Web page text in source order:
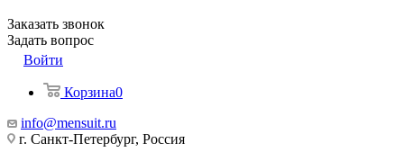
Заказать звонок
Задать вопрос
Войти
Корзина0
info@mensuit.ru
г. Санкт-Петербург, Россия